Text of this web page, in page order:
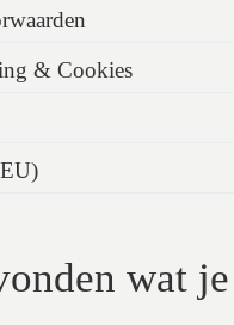
& Cookies
wat je